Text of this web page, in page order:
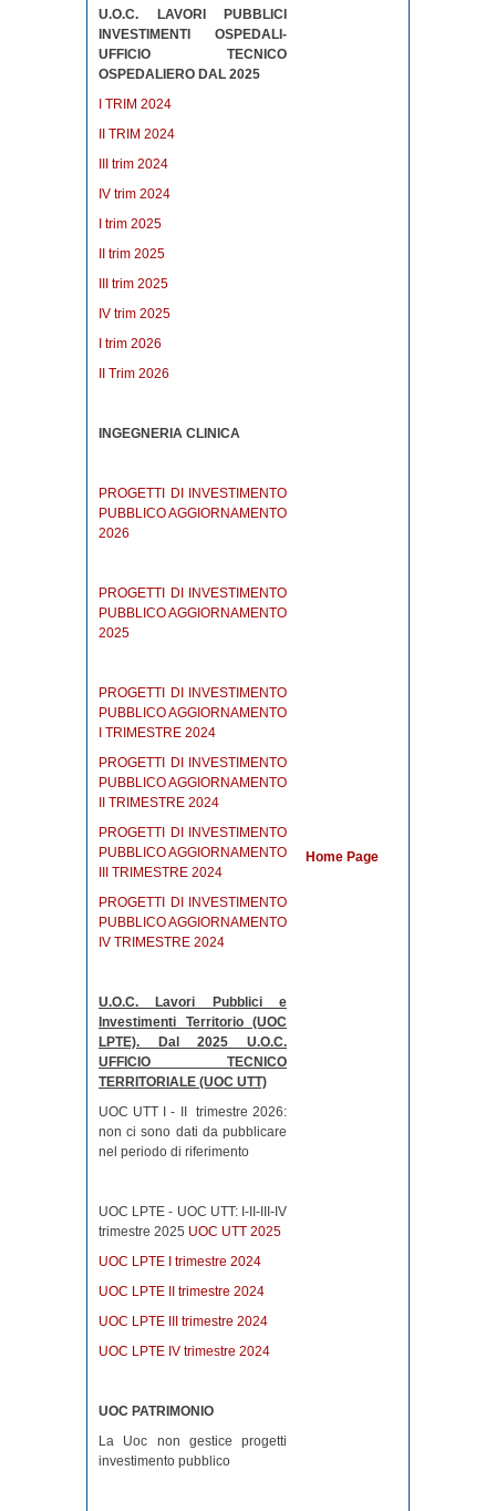
U.O.C. LAVORI PUBBLICI
INVESTIMENTI OSPEDALI-
UFFICIO TECNICO
OSPEDALIERO DAL 2025
I TRIM 2024
II TRIM 2024
III trim 2024
IV trim 2024
I trim 2025
II trim 2025
III trim 2025
IV trim 2025
I trim 2026
II Trim 2026
INGEGNERIA CLINICA
PROGETTI DI INVESTIMENTO
PUBBLICO AGGIORNAMENTO
2026
PROGETTI DI INVESTIMENTO
PUBBLICO AGGIORNAMENTO
2025
PROGETTI DI INVESTIMENTO
PUBBLICO AGGIORNAMENTO
I TRIMESTRE 2024
PROGETTI DI INVESTIMENTO
PUBBLICO AGGIORNAMENTO
II TRIMESTRE 2024
PROGETTI DI INVESTIMENTO
PUBBLICO AGGIORNAMENTO
III TRIMESTRE 2024
PROGETTI DI INVESTIMENTO
PUBBLICO AGGIORNAMENTO
IV TRIMESTRE 2024
U.O.C. Lavori Pubblici e
Investimenti Territorio (UOC
LPTE). Dal 2025 U.O.C.
UFFICIO TECNICO
TERRITORIALE (UOC UTT)
UOC UTT I - II trimestre 2026:
non ci sono dati da pubblicare
nel periodo di riferimento
UOC LPTE - UOC UTT: I-II-III-IV
trimestre 2025 UOC UTT 2025
UOC LPTE I trimestre 2024
UOC LPTE II trimestre 2024
UOC LPTE III trimestre 2024
UOC LPTE IV trimestre 2024
UOC PATRIMONIO
La Uoc non gestice progetti
investimento pubblico
Home Page